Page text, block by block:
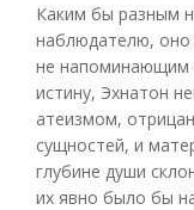
Каким бы разным
наблюдателю, оно
не напоминающим
истину, Эхнатон
атеизмом,
сущностей, и
глубине души
их явно было бы